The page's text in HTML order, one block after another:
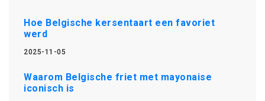
Hoe Belgische kersentaart een favoriet
werd
2025-11-05
Waarom Belgische friet met mayonaise
iconisch is